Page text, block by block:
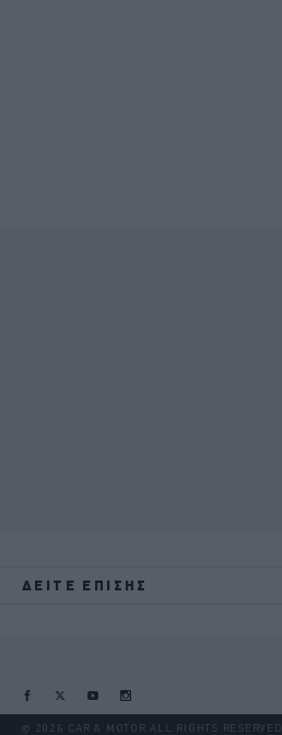
ΔΕΙΤΕ ΕΠΙΣΗΣ
@ 2026 CAR & MOTOR ALL RIGHTS RESERVED